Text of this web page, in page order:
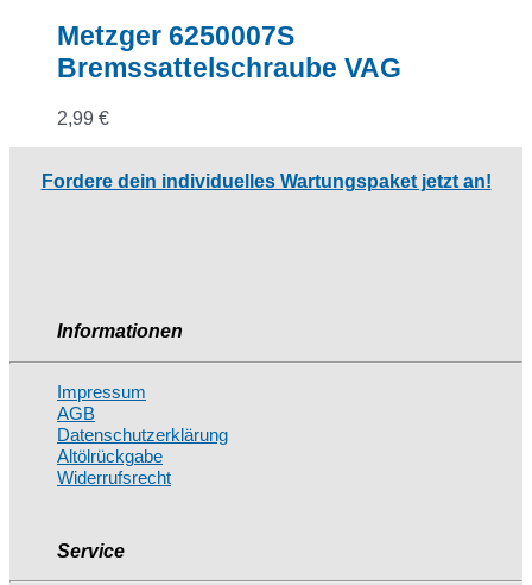
Metzger 6250007S
Bremssattelschraube VAG
2,99 €
Fordere dein individuelles Wartungspaket jetzt an!
Informationen
Impressum
AGB
Datenschutzerklärung
Altölrückgabe
Widerrufsrecht
Service